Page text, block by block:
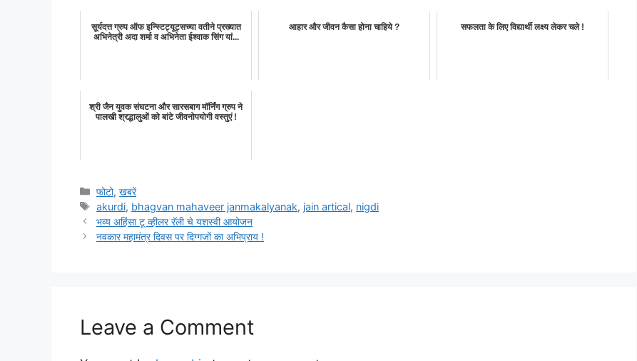
सूर्यदत्त ग्रुप ऑफ इन्स्टिट्यूट्सच्या वतीने प्रख्यात
अभिनेत्री अदा शर्मा व अभिनेता ईश्वाक सिंग यां...
आहार और जीवन कैसा होना चाहिये ? सफलता के लिए विद्यार्थी लक्ष्य लेकर चले !
श्री जैन युवक संघटना और सारसबाग मॉर्निंग ग्रुप ने
पालखी श्रद्धालुओं को बांटे जीवनोपयोगी वस्तुएं !
Categories
फोटो,खबरें
Tags
akurdi, bhagvan mahaveer janmakalyanak, jain artical, nigdi
भव्य अहिंसा टू व्हीलर रॅली चे यशस्वी आयोजन
नवकार महामंत्र दिवस पर दिग्गजों का अभिप्राय !
Leave a Comment